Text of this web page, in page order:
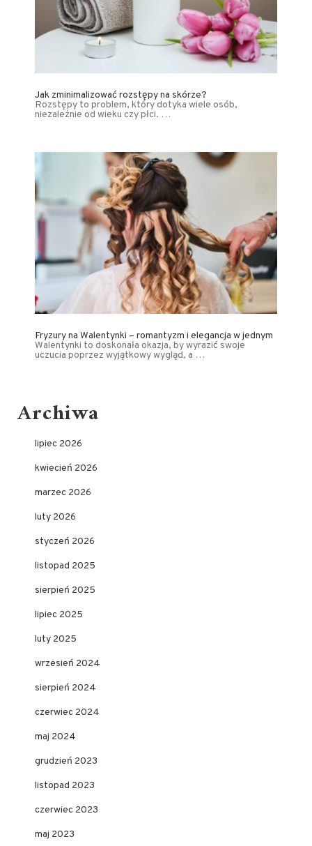
Jak zminimalizować rozstępy na skórze?
Rozstępy to problem, który dotyka wiele osób,
niezależnie od wieku czy płci. …
Fryzury na Walentynki – romantyzm i elegancja w jednym
Walentynki to doskonała okazja, by wyrazić swoje
uczucia poprzez wyjątkowy wygląd, a …
Archiwa
lipiec 2026
kwiecień 2026
marzec 2026
luty 2026
styczeń 2026
listopad 2025
sierpień 2025
lipiec 2025
luty 2025
wrzesień 2024
sierpień 2024
czerwiec 2024
maj 2024
grudzień 2023
listopad 2023
czerwiec 2023
maj 2023